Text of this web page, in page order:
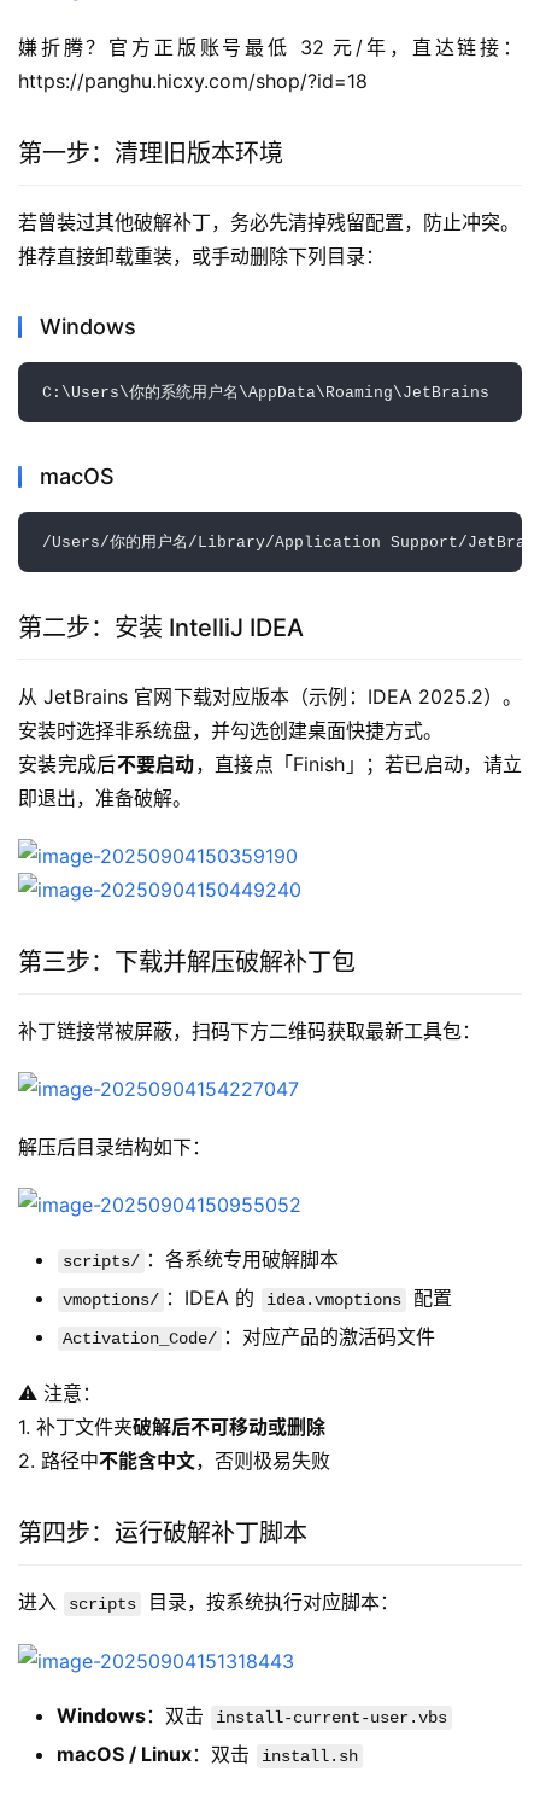
嫌折腾？官方正版账号最低 32 元/年，直达链接：
https://panghu.hicxy.com/shop/?id=18
第一步：清理旧版本环境
若曾装过其他破解补丁，务必先清掉残留配置，防止冲突。
推荐直接卸载重装，或手动删除下列目录：
Windows
macOS
第二步：安装 IntelliJ IDEA
从 JetBrains 官网下载对应版本（示例：IDEA 2025.2）。
安装时选择非系统盘，并勾选创建桌面快捷方式。
安装完成后不要启动，直接点「Finish」；若已启动，请立
即退出，准备破解。
第三步：下载并解压破解补丁包
补丁链接常被屏蔽，扫码下方二维码获取最新工具包：
解压后目录结构如下：
scripts/ ：各系统专用破解脚本
vmoptions/ ：IDEA 的 idea.vmoptions 配置
Activation_Code/ ：对应产品的激活码文件
⚠️ 注意：
1. 补丁文件夹破解后不可移动或删除
2. 路径中不能含中文，否则极易失败
第四步：运行破解补丁脚本
进入 scripts 目录，按系统执行对应脚本：
Windows：双击 install-current-user.vbs
macOS / Linux：双击 install.sh